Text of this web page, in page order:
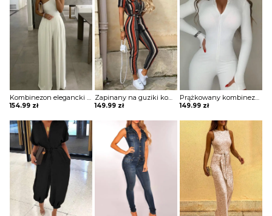
Kombinezon elegancki na jedno ramię na wyjście na przyjęcie szerokie nogawki opinająca góra Averi
154.99 zł
Zapinany na guziki kombinezon w paski z krótkim rękawem Diamanto
149.99 zł
Prążkowany kombinezon z zamkiem przodu Zvonka
149.99 zł